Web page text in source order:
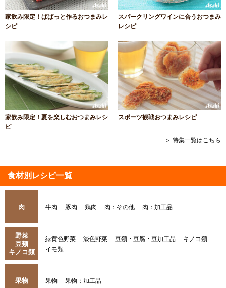
家飲み限定！ぱぱっと作るおつまみレ
シピ
スパークリングワインに合うおつまみ
レシピ
家飲み限定！夏を楽しむおつまみレシ
ピ
スポーツ観戦おつまみレシピ
＞ 特集一覧はこちら
食材別レシピ一覧
肉 牛肉 豚肉 鶏肉 肉：その他 肉：加工品
野菜
豆類
キノコ類
緑黄色野菜 淡色野菜 豆類・豆腐・豆加工品
キノコ類
イモ類
果物 果物 果物：加工品